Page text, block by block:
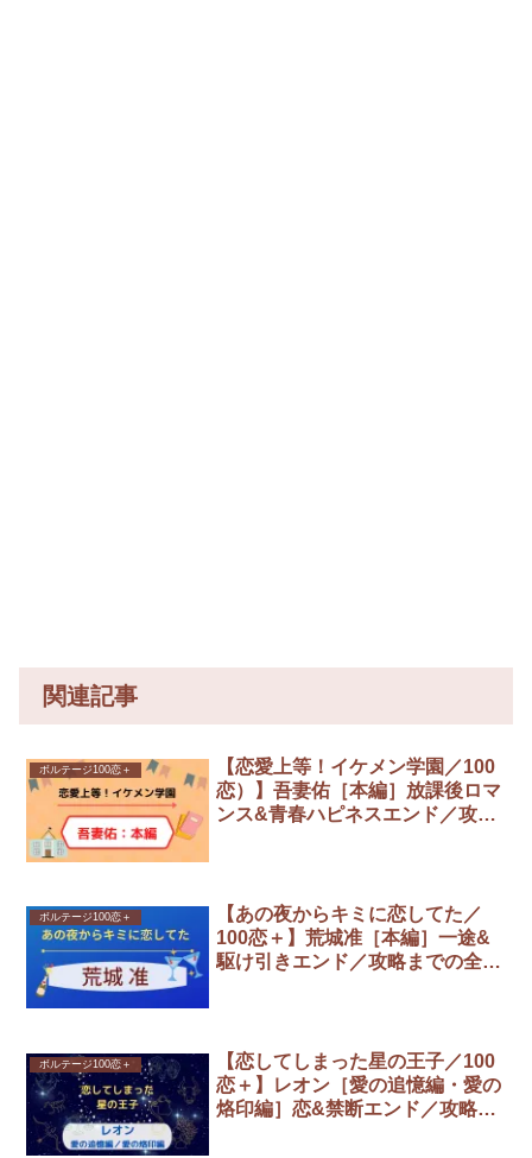
関連記事
ボルテージ100恋＋
【恋愛上等！イケメン学園／100
恋）】吾妻佑［本編］放課後ロマ
ンス&青春ハピネスエンド／攻略
ボルテージ100恋＋
【あの夜からキミに恋してた／
100恋＋】荒城准［本編］一途&
駆け引きエンド／攻略までの全選
ボルテージ100恋＋
【恋してしまった星の王子／100
恋＋】レオン［愛の追憶編・愛の
烙印編］恋&禁断エンド／攻略ま